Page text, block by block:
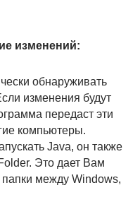
изменений:
обнаруживать
изменения будут
передаст эти
компьютеры.
Java, он также
Это дает Вам
папки между Windows,